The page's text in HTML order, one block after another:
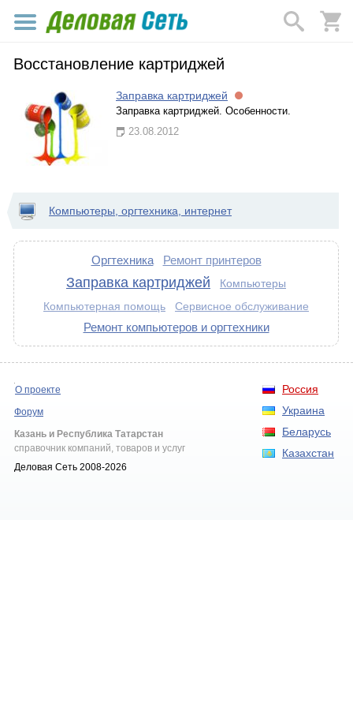
Восстановление картриджей
Заправка картриджей
Заправка картриджей. Особенности.
23.08.2012
Компьютеры, оргтехника, интернет
Оргтехника Ремонт принтеров
Заправка картриджей
Компьютеры
Компьютерная помощь
Сервисное обслуживание
Ремонт компьютеров и оргтехники
Россия
Украина
Беларусь
Казахстан
О проекте
Форум
Казань и Республика Татарстан
справочник компаний, товаров и услуг
Деловая Сеть 2008-2026